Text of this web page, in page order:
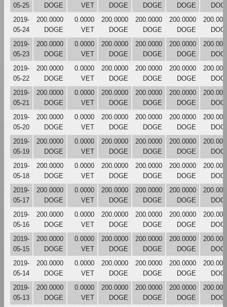
05-25
DOGE
VET
DOGE
DOGE
DOGE
2019-
05-24
200.0000
DOGE
0.0000
VET
200.0000
DOGE
200.0000
DOGE
200.0000
DOGE
2019-
05-23
200.0000
DOGE
0.0000
VET
200.0000
DOGE
200.0000
DOGE
200.0000
DOGE
2019-
05-22
200.0000
DOGE
0.0000
VET
200.0000
DOGE
200.0000
DOGE
200.0000
DOGE
2019-
05-21
200.0000
DOGE
0.0000
VET
200.0000
DOGE
200.0000
DOGE
200.0000
DOGE
2019-
05-20
200.0000
DOGE
0.0000
VET
200.0000
DOGE
200.0000
DOGE
200.0000
DOGE
2019-
05-19
200.0000
DOGE
0.0000
VET
200.0000
DOGE
200.0000
DOGE
200.0000
DOGE
2019-
05-18
200.0000
DOGE
0.0000
VET
200.0000
DOGE
200.0000
DOGE
200.0000
DOGE
2019-
05-17
200.0000
DOGE
0.0000
VET
200.0000
DOGE
200.0000
DOGE
200.0000
DOGE
2019-
05-16
200.0000
DOGE
0.0000
VET
200.0000
DOGE
200.0000
DOGE
200.0000
DOGE
2019-
05-15
200.0000
DOGE
0.0000
VET
200.0000
DOGE
200.0000
DOGE
200.0000
DOGE
2019-
05-14
200.0000
DOGE
0.0000
VET
200.0000
DOGE
200.0000
DOGE
200.0000
DOGE
2019-
05-13
200.0000
DOGE
0.0000
VET
200.0000
DOGE
200.0000
DOGE
200.0000
DOGE